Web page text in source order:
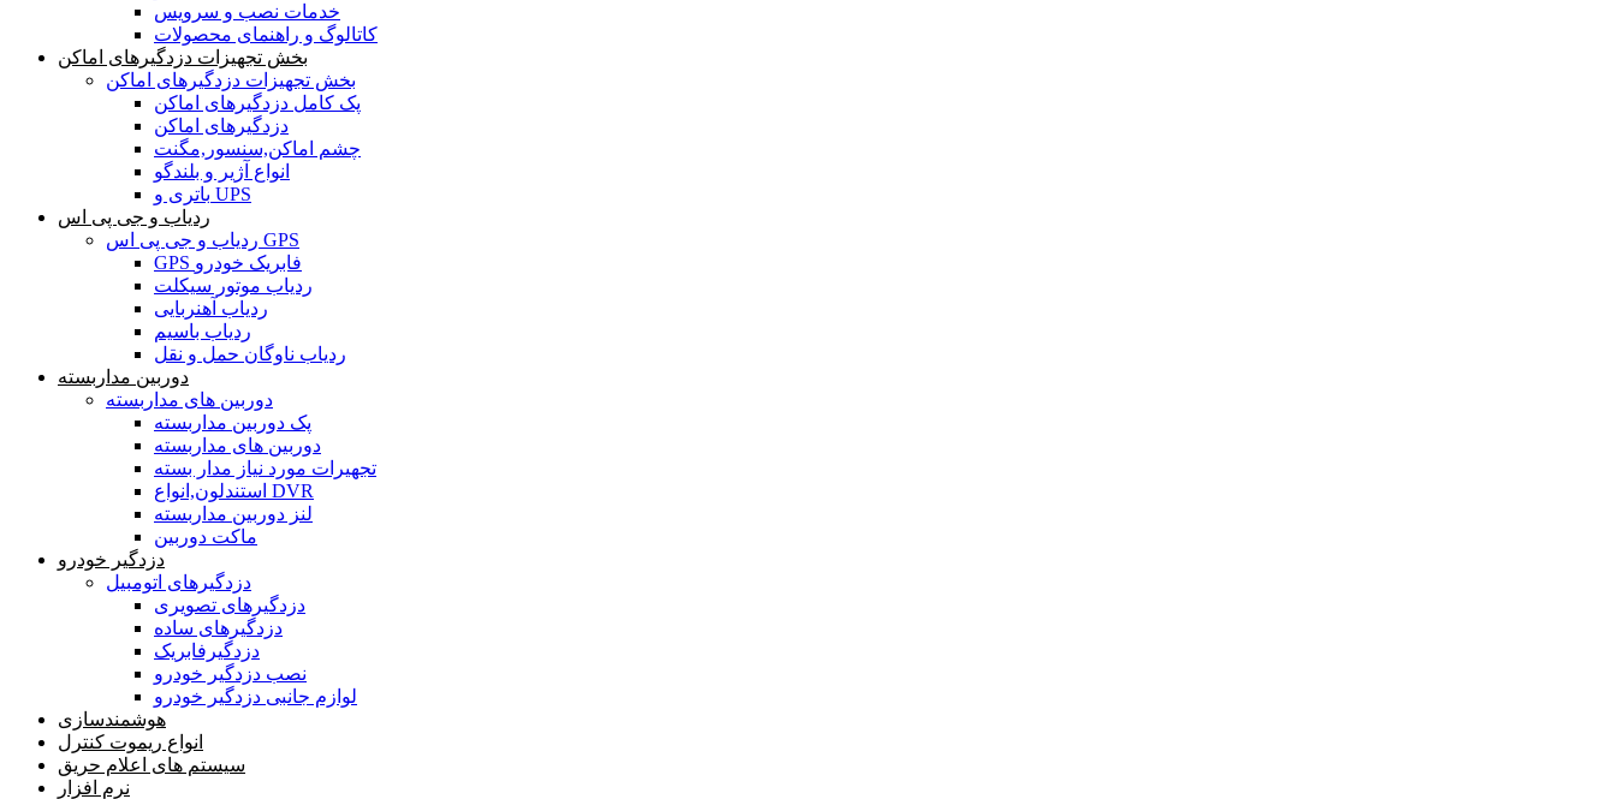
خدمات نصب و سرویس
کاتالوگ و راهنمای محصولات
بخش تجهیزات دزدگیرهای اماکن
بخش تجهیزات دزدگیرهای اماکن
پک کامل دزدگیرهای اماکن
دزدگیرهای اماکن
چشم اماکن,سنسور,مگنت
انواع آژیر و بلندگو
باتری و UPS
ردیاب و جی پی اس
ردیاب و جی پی اس GPS
GPS فابریک خودرو
ردیاب موتور سیکلت
ردیاب آهنربایی
ردیاب باسیم
ردیاب ناوگان حمل و نقل
دوربین مداربسته
دوربین های مداربسته
پک دوربین مداربسته
دوربین های مداربسته
تجهیرات مورد نیاز مدار بسته
استندلون,انواع DVR
لنز دوربین مداربسته
ماکت دوربین
دزدگیر خودرو
دزدگیرهای اتومبیل
دزدگیرهای تصویری
دزدگیرهای ساده
دزدگیرفابریک
نصب دزدگیر خودرو
لوازم جانبی دزدگیر خودرو
هوشمندسازی
انواع ریموت کنترل
سیستم های اعلام حریق
نرم افزار